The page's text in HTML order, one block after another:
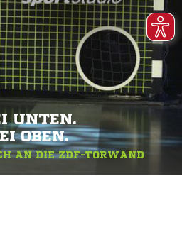
UNTEN.
OBEN.
AN DIE ZDF-TORWAND